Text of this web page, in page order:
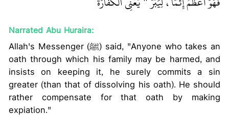
Narrated Abu Huraira:
Allah's Messenger (ﷺ) said, "Anyone who takes an
oath through which his family may be harmed, and
insists on keeping it, he surely commits a sin
greater (than that of dissolving his oath). He should
rather compensate for that oath by making
expiation."